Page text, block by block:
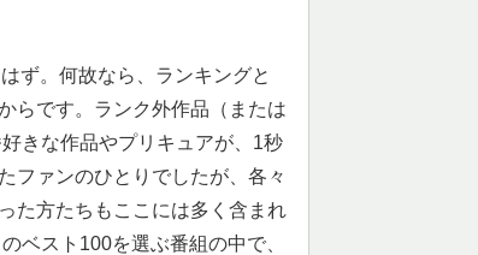
ず。何故なら、ランキングと
らです。ランク外作品（または
きな作品やプリキュアが、1秒
ファンのひとりでしたが、各々
た方たちもここには多く含まれ
ベスト100を選ぶ番組の中で、